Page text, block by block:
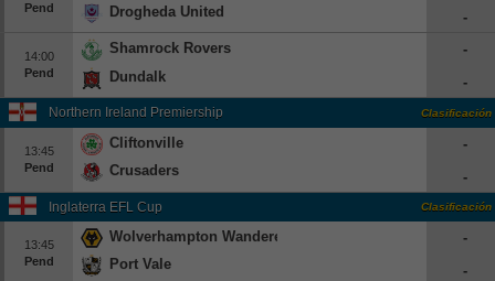
Pend
Drogheda United
-
14:00
Pend
Shamrock Rovers
Dundalk
-
-
Northern Ireland Premiership Clasificación
13:45
Pend
Cliftonville
Crusaders
-
-
Inglaterra EFL Cup Clasificación
13:45
Pend
Wolverhampton Wanderers
Port Vale
-
-